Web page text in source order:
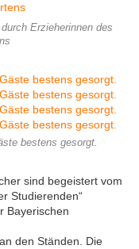
Erzieherinnen des
bestens gesorgt.
sind begeistert vom
Studierenden“
Bayerischen
den Ständen. Die